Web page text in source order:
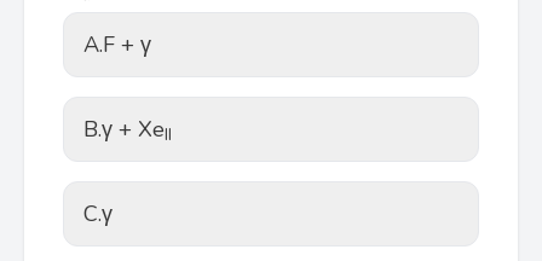
A.F + γ
B.γ + XeII
C.γ